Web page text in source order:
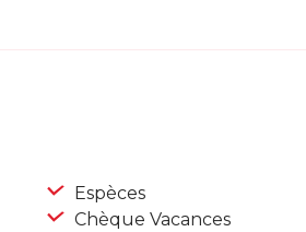
Espèces
Chèque Vacances